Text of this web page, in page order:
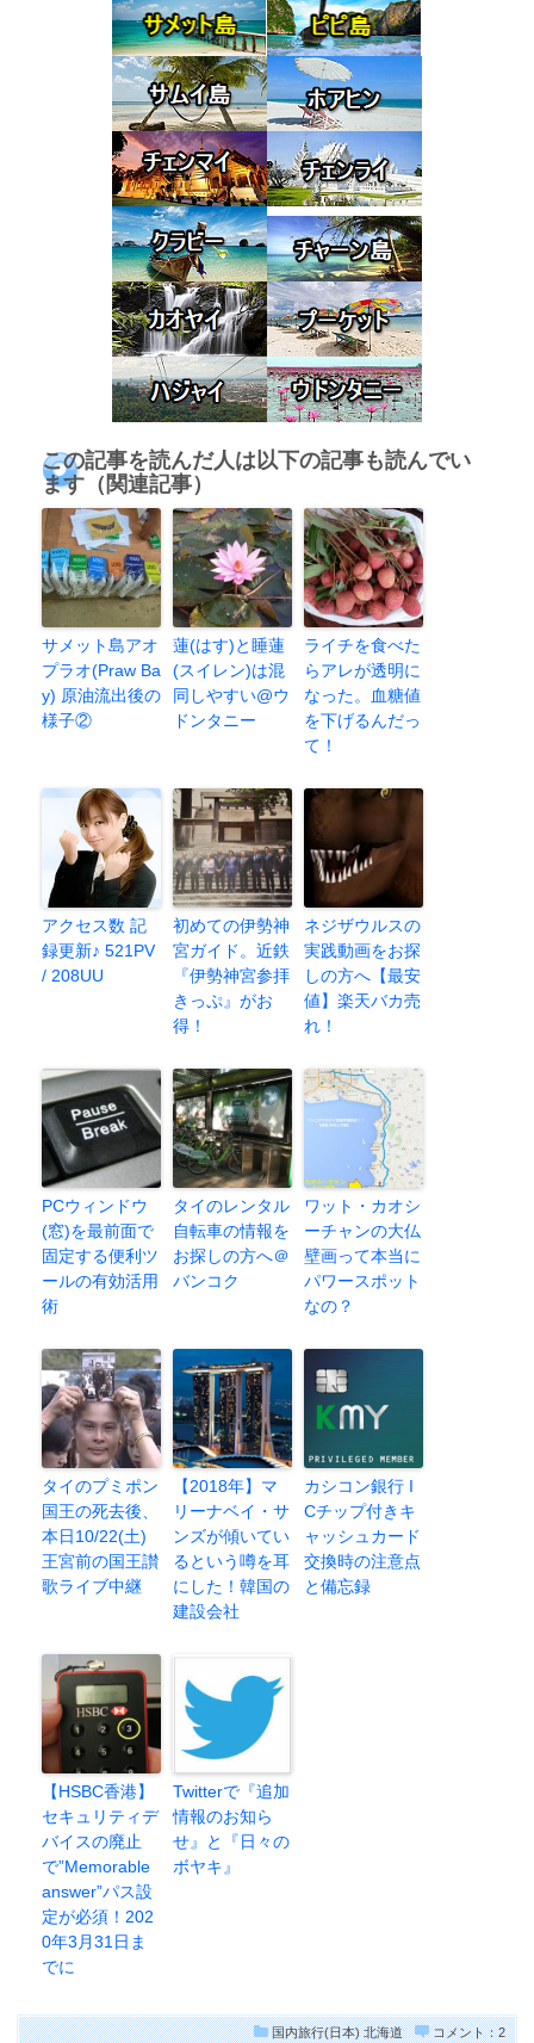
この記事を読んだ人は以下の記事も読んでい
ます（関連記事）
サメット島アオ
プラオ(Praw Ba
y) 原油流出後の
様子②
蓮(はす)と睡蓮
(スイレン)は混
同しやすい@ウ
ドンタニー
ライチを食べた
らアレが透明に
なった。血糖値
を下げるんだっ
て！
アクセス数 記
録更新♪ 521PV
/ 208UU
初めての伊勢神
宮ガイド。近鉄
『伊勢神宮参拝
きっぷ』がお
得！
ネジザウルスの
実践動画をお探
しの方へ【最安
値】楽天バカ売
れ！
PCウィンドウ
(窓)を最前面で
固定する便利ツ
ールの有効活用
術
タイのレンタル
自転車の情報を
お探しの方へ＠
バンコク
ワット・カオシ
ーチャンの大仏
壁画って本当に
パワースポット
なの？
タイのプミポン
国王の死去後、
本日10/22(土)
王宮前の国王讃
歌ライブ中継
【2018年】マ
リーナベイ・サ
ンズが傾いてい
るという噂を耳
にした！韓国の
建設会社
カシコン銀行 I
Cチップ付きキ
ャッシュカード
交換時の注意点
と備忘録
【HSBC香港】
セキュリティデ
バイスの廃止
で”Memorable
answer”パス設
定が必須！202
0年3月31日ま
でに
Twitterで『追加
情報のお知ら
せ』と『日々の
ボヤキ』
国内旅行(日本) 北海道 コメント：2